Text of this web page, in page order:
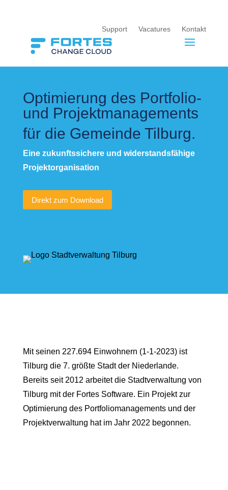
Support Vacatures Kontakt
Optimierung des Portfolio-
und Projektmanagements
für die Gemeinde Tilburg.
Eine zukunftssichere und widerstandsfähige
Projektorganisation
Direkt zum Download
Mit seinen 227.694 Einwohnern (1-1-2023) ist
Tilburg die 7. größte Stadt der Niederlande.
Bereits seit 2012 arbeitet die Stadtverwaltung von
Tilburg mit der Fortes Software. Ein Projekt zur
Optimierung des Portfoliomanagements und der
Projektverwaltung hat im Jahr 2022 begonnen.